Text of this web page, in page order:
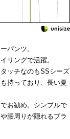
パンツ。
リングで活躍。
ッチなのもSSシーズ
持っており、長い夏
お勧め。シンプルで
腰周りが隠れるブラ